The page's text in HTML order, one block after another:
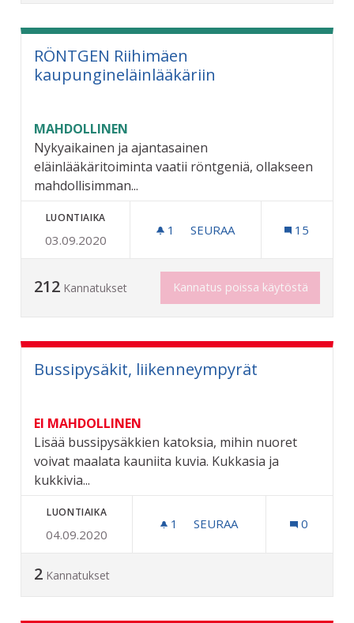
RÖNTGEN Riihimäen
kaupungineläinlääkäriin
MAHDOLLINEN
Nykyaikainen ja ajantasainen
eläinlääkäritoiminta vaatii röntgeniä, ollakseen
mahdollisimman...
LUONTIAIKA
03.09.2020
1 1 SEURAAJA
SEURAA 15
212 Kannatukset Kannatus poissa käytöstä
Bussipysäkit, liikenneympyrät
EI MAHDOLLINEN
Lisää bussipysäkkien katoksia, mihin nuoret
voivat maalata kauniita kuvia. Kukkasia ja
kukkivia...
LUONTIAIKA
04.09.2020
1 1 SEURAAJA
SEURAA 0
2 Kannatukset